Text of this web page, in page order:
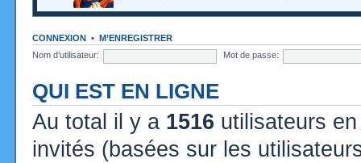
CONNEXION • M’ENREGISTRER
Nom d’utilisateur:
Mot de passe:
QUI EST EN LIGNE
Au total il y a 1516 utilisateurs
invités (basées sur les